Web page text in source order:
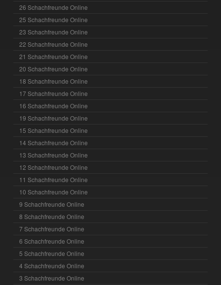
26 Schachfreunde Online
25 Schachfreunde Online
23 Schachfreunde Online
22 Schachfreunde Online
21 Schachfreunde Online
20 Schachfreunde Online
18 Schachfreunde Online
17 Schachfreunde Online
16 Schachfreunde Online
19 Schachfreunde Online
15 Schachfreunde Online
14 Schachfreunde Online
13 Schachfreunde Online
12 Schachfreunde Online
11 Schachfreunde Online
10 Schachfreunde Online
9 Schachfreunde Online
8 Schachfreunde Online
7 Schachfreunde Online
6 Schachfreunde Online
5 Schachfreunde Online
4 Schachfreunde Online
3 Schachfreunde Online